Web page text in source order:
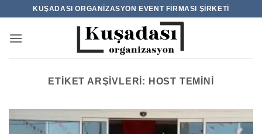
KUŞADASI ORGANIZASYON EVENT FIRMASI ŞIRKETI
ETIKET ARŞIVLERI: HOST TEMINI